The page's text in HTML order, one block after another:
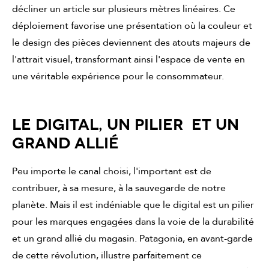
décliner un article sur plusieurs mètres linéaires. Ce
déploiement favorise une présentation où la couleur et
le design des pièces deviennent des atouts majeurs de
l'attrait visuel, transformant ainsi l'espace de vente en
une véritable expérience pour le consommateur.
LE DIGITAL, UN PILIER ET UN
GRAND ALLIÉ
Peu importe le canal choisi, l'important est de
contribuer, à sa mesure, à la sauvegarde de notre
planète. Mais il est indéniable que le digital est un pilier
pour les marques engagées dans la voie de la durabilité
et un grand allié du magasin. Patagonia, en avant-garde
de cette révolution, illustre parfaitement ce